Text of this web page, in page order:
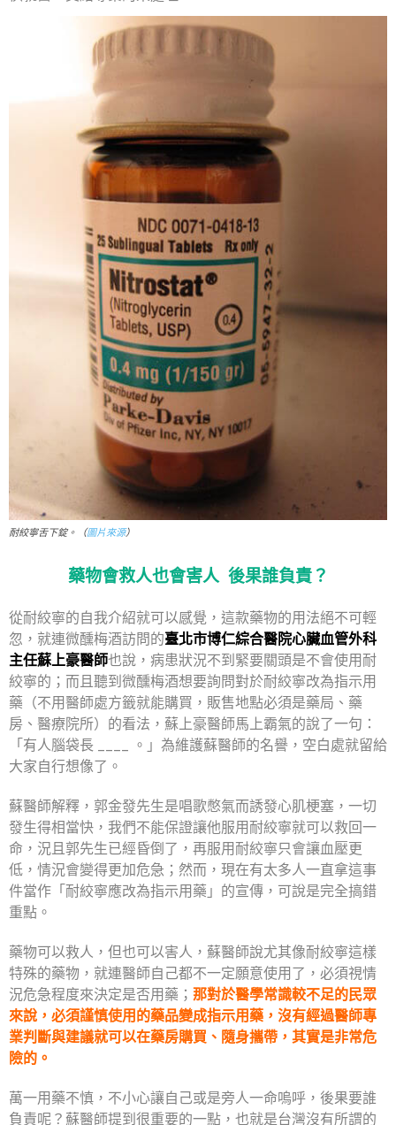
耐絞寧舌下錠。（圖片來源）
藥物會救人也會害人 後果誰負責？
從耐絞寧的自我介紹就可以感覺，這款藥物的用法絕不可輕
忽，就連微醺梅酒訪問的臺北市博仁綜合醫院心臟血管外科
主任蘇上豪醫師也說，病患狀況不到緊要關頭是不會使用耐
絞寧的；而且聽到微醺梅酒想要詢問對於耐絞寧改為指示用
藥（不用醫師處方籤就能購買，販售地點必須是藥局、藥
房、醫療院所）的看法，蘇上豪醫師馬上霸氣的說了一句：
「有人腦袋長 ____ 。」為維護蘇醫師的名譽，空白處就留給
大家自行想像了。
蘇醫師解釋，郭金發先生是唱歌憋氣而誘發心肌梗塞，一切
發生得相當快，我們不能保證讓他服用耐絞寧就可以救回一
命，況且郭先生已經昏倒了，再服用耐絞寧只會讓血壓更
低，情況會變得更加危急；然而，現在有太多人一直拿這事
件當作「耐絞寧應改為指示用藥」的宣傳，可說是完全搞錯
重點。
藥物可以救人，但也可以害人，蘇醫師說尤其像耐絞寧這樣
特殊的藥物，就連醫師自己都不一定願意使用了，必須視情
況危急程度來決定是否用藥； 那對於醫學常識較不足的民眾
來說，必須謹慎使用的藥品變成指示用藥，沒有經過醫師專
業判斷與建議就可以在藥房購買、隨身攜帶，其實是非常危
險的。
萬一用藥不慎，不小心讓自己或是旁人一命嗚呼，後果要誰
負責呢？蘇醫師提到很重要的一點，也就是台灣沒有所謂的